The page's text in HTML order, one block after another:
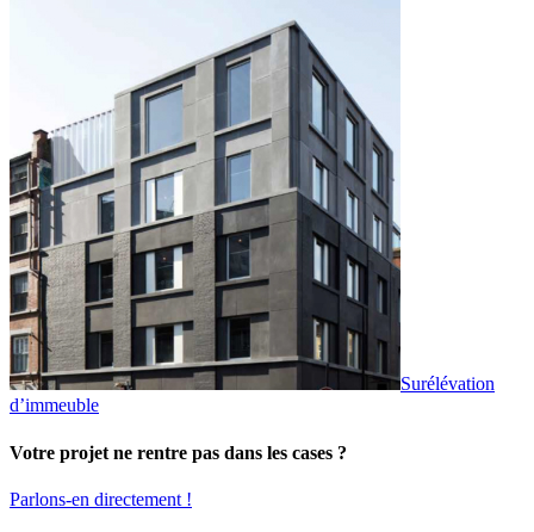
Surélévation
d’immeuble
Votre projet ne rentre pas dans les cases ?
Parlons-en directement !